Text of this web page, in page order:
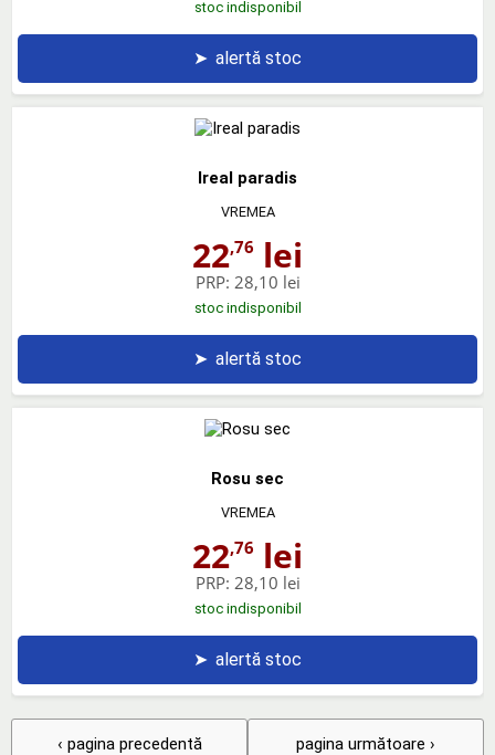
stoc indisponibil
➤ alertă stoc
Ireal paradis
VREMEA
22,76 lei
PRP: 28,10 lei
stoc indisponibil
➤ alertă stoc
Rosu sec
VREMEA
22,76 lei
PRP: 28,10 lei
stoc indisponibil
➤ alertă stoc
‹ pagina precedentă pagina următoare ›